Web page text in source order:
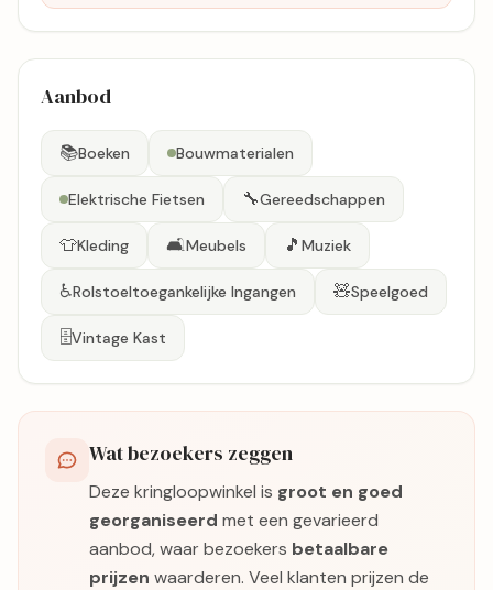
Aanbod
📚Boeken Bouwmaterialen
Elektrische Fietsen 🔧Gereedschappen
👕Kleding 🛋️Meubels 🎵 Muziek
♿Rolstoeltoegankelijke Ingangen 🧸Speelgoed
🗄️Vintage Kast
Wat bezoekers zeggen
Deze kringloopwinkel is groot en goed
georganiseerd met een gevarieerd
aanbod, waar bezoekers betaalbare
prijzen waarderen. Veel klanten prijzen de